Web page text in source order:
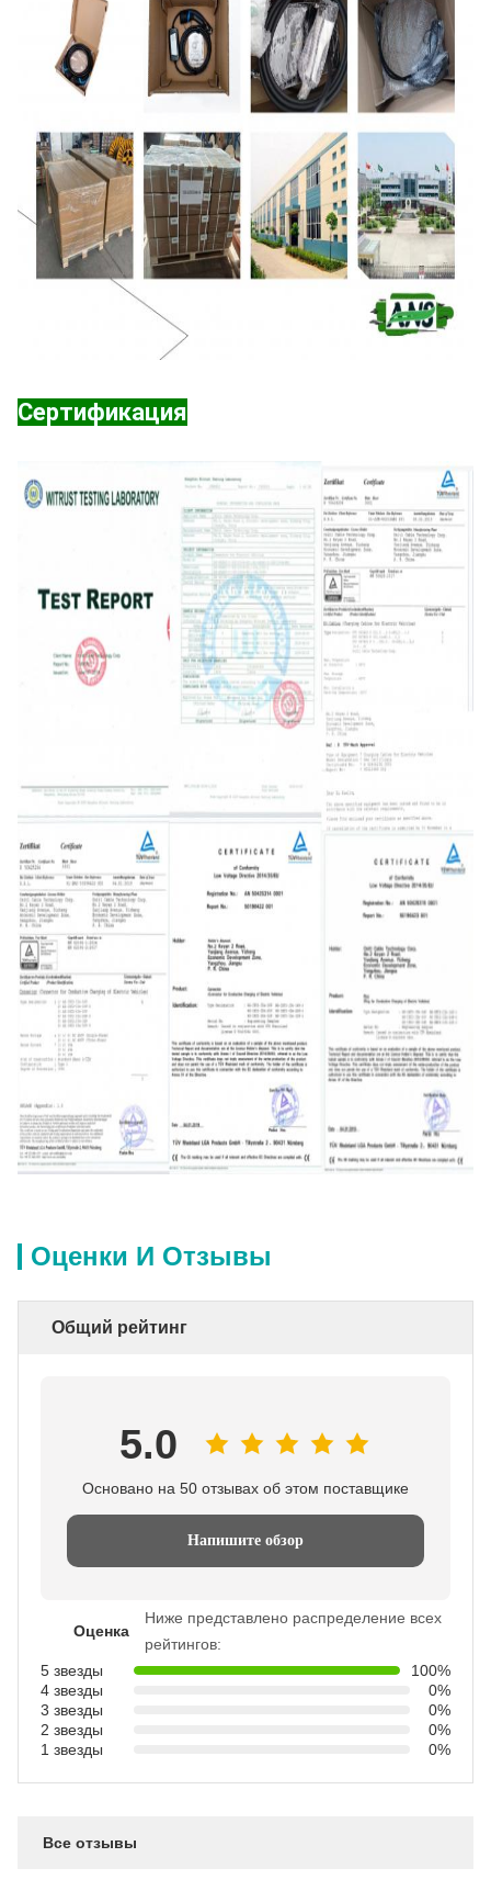
Сертификация
Оценки И Отзывы
Общий рейтинг
5.0
Основано на 50 отзывах об этом поставщике
Напишите обзор
Оценка
Ниже представлено распределение всех
рейтингов:
5 звезды
100%
4 звезды
0%
3 звезды
0%
2 звезды
0%
1 звезды
0%
Все отзывы